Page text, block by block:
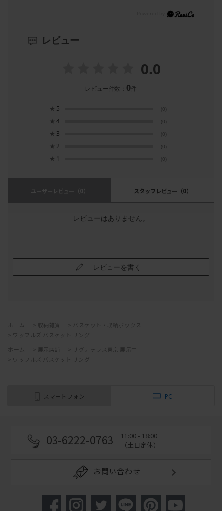
レビュー
0.0
レビュー件数： 0件
★ 5 (0)
★ 4 (0)
★ 3 (0)
★ 2 (0)
★ 1 (0)
ユーザーレビュー （0） スタッフレビュー （0）
レビューはありません。
レビューを書く
ホーム 収納雑貨
バスケット・収納ボックス
ワッフルズ バスケット リング
ホーム
展示店舗
リグナテラス東京 展示中
ワッフルズ バスケット リング
スマートフォン PC
03-6222-0763
11:00 - 18:00
（土日定休）
お問い合わせ